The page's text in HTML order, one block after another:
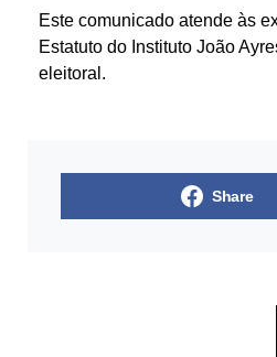
Este comunicado atende às
Estatuto do Instituto João
eleitoral.
Share